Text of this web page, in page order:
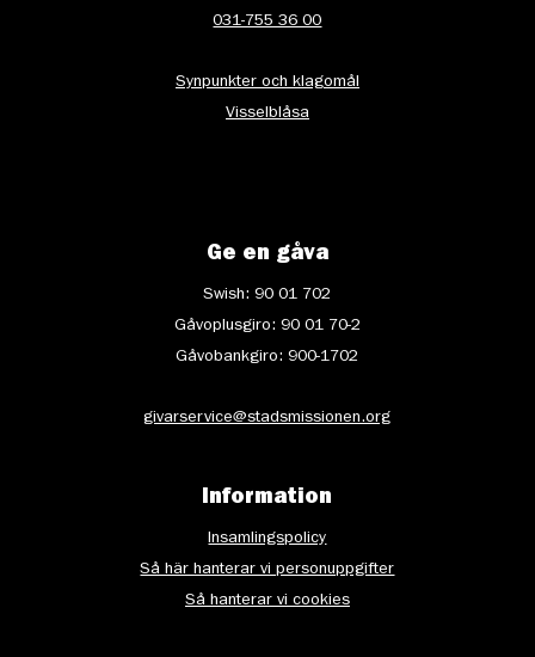
031-755 36 00
Synpunkter och klagomål
Visselblåsa
Ge en gåva
Swish: 90 01 702
Gåvoplusgiro: 90 01 70-2
Gåvobankgiro: 900-1702
givarservice@stadsmissionen.org
Information
Insamlingspolicy
Så här hanterar vi personuppgifter
Så hanterar vi cookies